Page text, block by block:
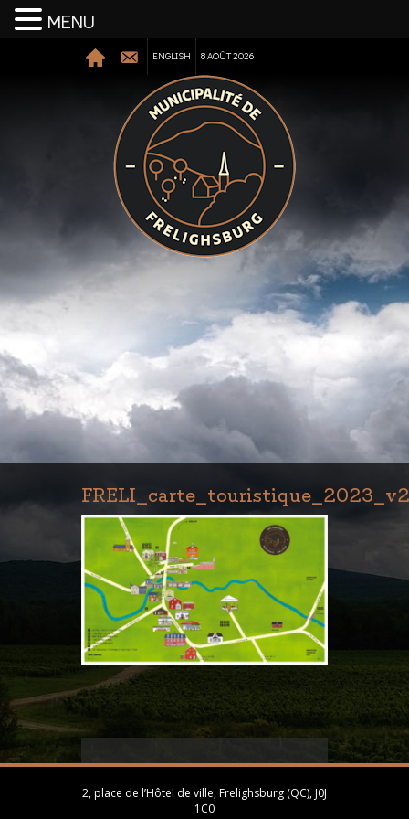
ENGLISH 8 AOÛT 2026
2, place de l’Hôtel de ville, Frelighsburg (QC), J0J
1C0
MENU